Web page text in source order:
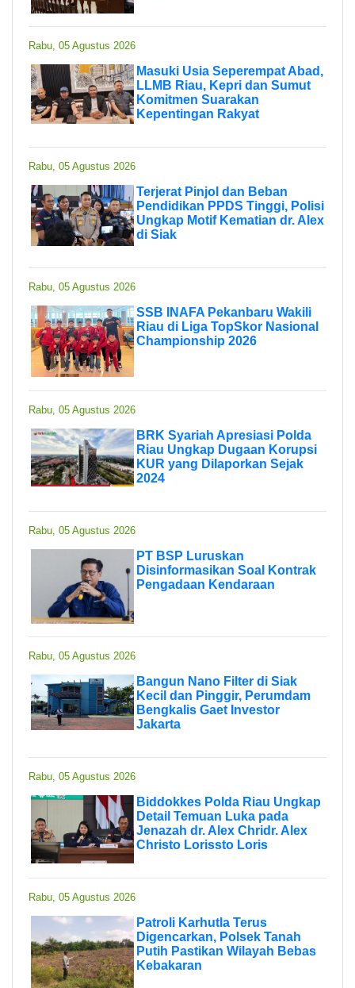
Rabu, 05 Agustus 2026
Masuki Usia Seperempat Abad,
LLMB Riau, Kepri dan Sumut
Komitmen Suarakan
Kepentingan Rakyat
Rabu, 05 Agustus 2026
Terjerat Pinjol dan Beban
Pendidikan PPDS Tinggi, Polisi
Ungkap Motif Kematian dr. Alex
di Siak
Rabu, 05 Agustus 2026
SSB INAFA Pekanbaru Wakili
Riau di Liga TopSkor Nasional
Championship 2026
Rabu, 05 Agustus 2026
BRK Syariah Apresiasi Polda
Riau Ungkap Dugaan Korupsi
KUR yang Dilaporkan Sejak
2024
Rabu, 05 Agustus 2026
PT BSP Luruskan
Disinformasikan Soal Kontrak
Pengadaan Kendaraan
Rabu, 05 Agustus 2026
Bangun Nano Filter di Siak
Kecil dan Pinggir, Perumdam
Bengkalis Gaet Investor
Jakarta
Rabu, 05 Agustus 2026
Biddokkes Polda Riau Ungkap
Detail Temuan Luka pada
Jenazah dr. Alex Chridr. Alex
Christo Lorissto Loris
Rabu, 05 Agustus 2026
Patroli Karhutla Terus
Digencarkan, Polsek Tanah
Putih Pastikan Wilayah Bebas
Kebakaran